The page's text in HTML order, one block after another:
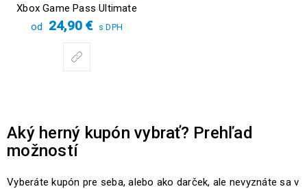
Xbox Game Pass Ultimate
od
24,90€ s DPH
Aký herný kupón vybrať? Prehľad
možností
Vyberáte kupón pre seba, alebo ako darček, ale nevyznáte sa v